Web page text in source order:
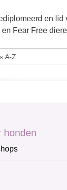
en lid
Fear Free
honden